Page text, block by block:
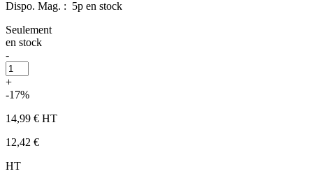
Dispo. Mag. : 5p en stock
Seulement
en stock
-
+
-17%
14,99 € HT
12,42 €
HT